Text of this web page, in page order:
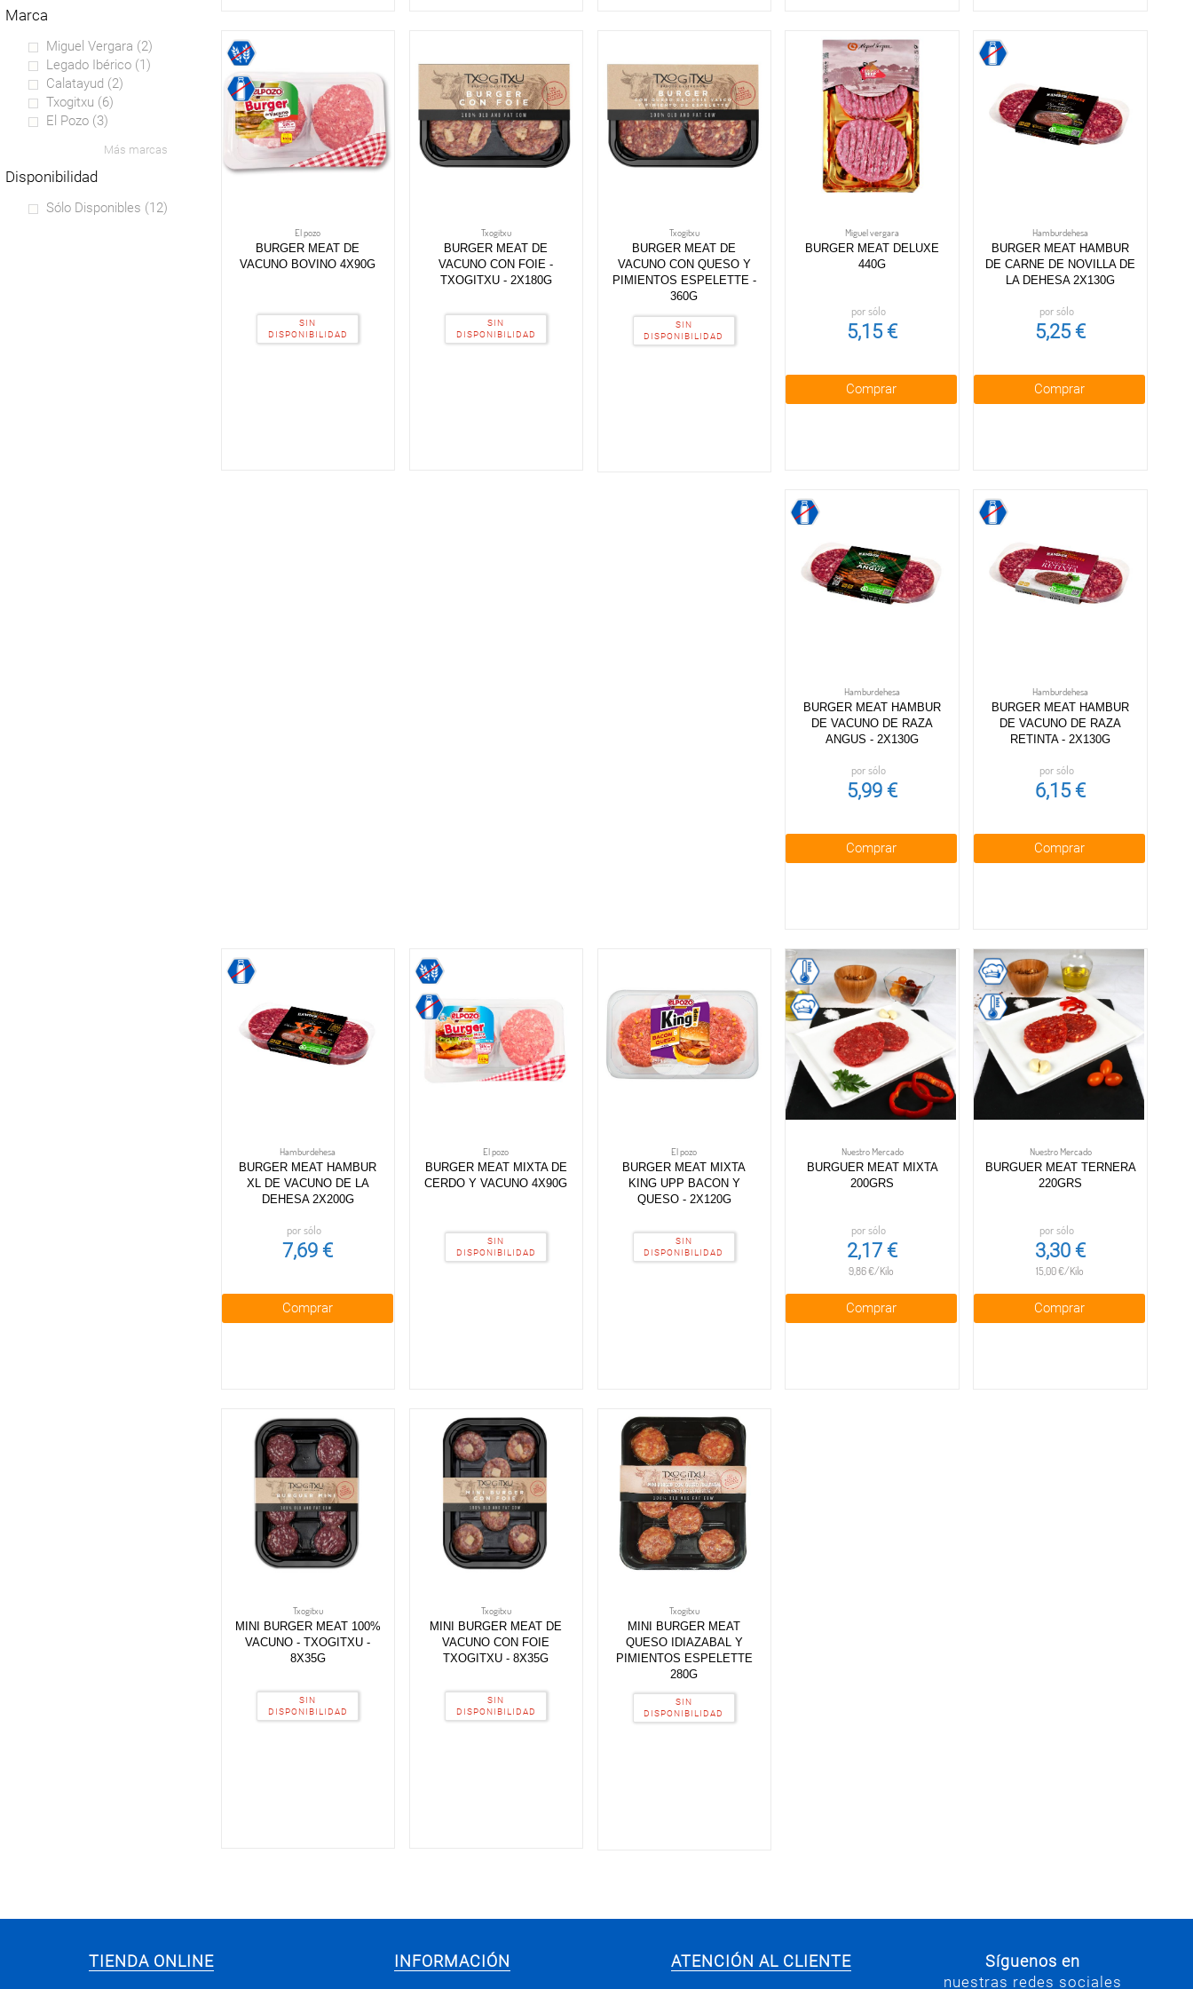
marca
Miguel Vergara (2)
Legado Ibérico (1)
Calatayud (2)
Txogitxu (6)
El Pozo (3)
Más marcas
disponibilidad
Sólo Disponibles (12)
El pozo
BURGER MEAT DE
VACUNO BOVINO 4X90G
SIN
DISPONIBILIDAD
Txogitxu
BURGER MEAT DE
VACUNO CON FOIE -
TXOGITXU - 2X180G
SIN
DISPONIBILIDAD
Txogitxu
BURGER MEAT DE
VACUNO CON QUESO Y
PIMIENTOS ESPELETTE -
360G
SIN
DISPONIBILIDAD
Miguel vergara
BURGER MEAT DELUXE
440G
por sólo
5,15 €
Comprar
Hamburdehesa
BURGER MEAT HAMBUR
DE CARNE DE NOVILLA DE
LA DEHESA 2X130G
por sólo
5,25 €
Comprar
Hamburdehesa
BURGER MEAT HAMBUR
DE VACUNO DE RAZA
ANGUS - 2X130G
por sólo
5,99 €
Comprar
Hamburdehesa
BURGER MEAT HAMBUR
DE VACUNO DE RAZA
RETINTA - 2X130G
por sólo
6,15 €
Comprar
Hamburdehesa
BURGER MEAT HAMBUR
XL DE VACUNO DE LA
DEHESA 2X200G
por sólo
7,69 €
Comprar
El pozo
BURGER MEAT MIXTA DE
CERDO Y VACUNO 4X90G
SIN
DISPONIBILIDAD
El pozo
BURGER MEAT MIXTA
KING UPP BACON Y
QUESO - 2X120G
SIN
DISPONIBILIDAD
Nuestro Mercado
BURGUER MEAT MIXTA
200GRS
por sólo
2,17 €
9,86 €/Kilo
Comprar
Nuestro Mercado
BURGUER MEAT TERNERA
220GRS
por sólo
3,30 €
15,00 €/Kilo
Comprar
Txogitxu
MINI BURGER MEAT 100%
VACUNO - TXOGITXU -
8X35G
SIN
DISPONIBILIDAD
Txogitxu
MINI BURGER MEAT DE
VACUNO CON FOIE
TXOGITXU - 8X35G
SIN
DISPONIBILIDAD
Txogitxu
MINI BURGER MEAT
QUESO IDIAZABAL Y
PIMIENTOS ESPELETTE
280G
SIN
DISPONIBILIDAD
TIENDA ONLINE INFORMACIÓN ATENCIÓN AL CLIENTE Síguenos en
nuestras redes sociales